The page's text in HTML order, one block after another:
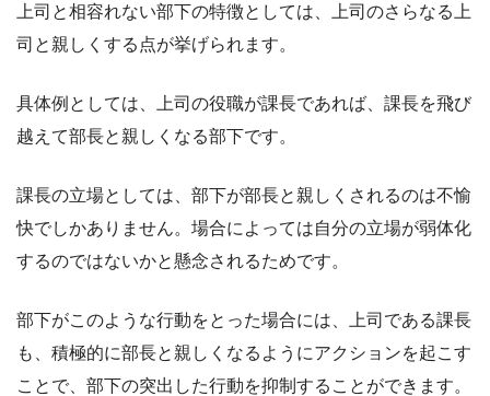
上司と相容れない部下の特徴としては、上司のさらなる上
司と親しくする点が挙げられます。
具体例としては、上司の役職が課長であれば、課長を飛び
越えて部長と親しくなる部下です。
課長の立場としては、部下が部長と親しくされるのは不愉
快でしかありません。場合によっては自分の立場が弱体化
するのではないかと懸念されるためです。
部下がこのような行動をとった場合には、上司である課長
も、積極的に部長と親しくなるようにアクションを起こす
ことで、部下の突出した行動を抑制することができます。